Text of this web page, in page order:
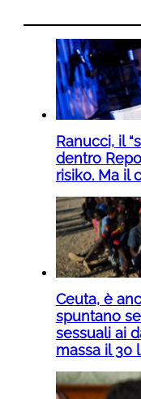
Ranucci, il
dentro
risiko. Ma il
Ceuta, è
spuntano
sessuali ai
massa il 30